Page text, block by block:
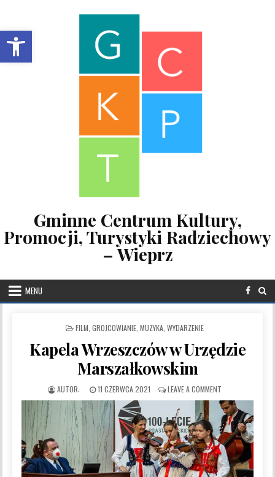
Open toolbar
Gminne Centrum Kultury,
Promocji, Turystyki Radziechowy
– Wieprz
MENU
POSTED IN
FILM GROJCOWIANIE, MUZYKA, WYDARZENIE
Kapela Wrzeszczów w Urzędzie
Marszałkowskim
PUBLISHED DATE:
11 CZERWCA 2021 LEAVE A COMMENTON KAPELA